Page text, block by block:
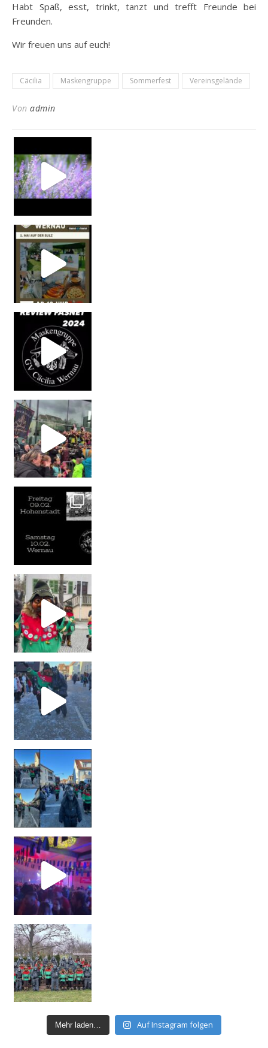
Habt Spaß, esst, trinkt, tanzt und trefft Freunde bei
Freunden.
Wir freuen uns auf euch!
Cäcilia Maskengruppe Sommerfest Vereinsgelände
Von admin
Wernau #fasnet2024 #wernau #wernauernarren #ihrs
#maskengruppecäcilia #wolf #
Mehr laden… Auf Instagram folgen